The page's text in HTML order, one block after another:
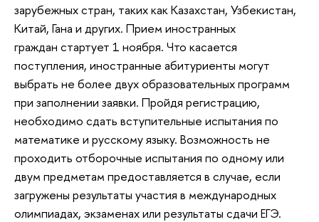
зарубежных стран, таких как Казахстан, Узбекистан,
Китай, Гана и других. Прием иностранных
граждан стартует 1 ноября. Что касается
поступления, иностранные абитуриенты могут
выбрать не более двух образовательных программ
при заполнении заявки. Пройдя регистрацию,
необходимо сдать вступительные испытания по
математике и русскому языку. Возможность не
проходить отборочные испытания по одному или
двум предметам предоставляется в случае, если
загружены результаты участия в международных
олимпиадах, экзаменах или результаты сдачи ЕГЭ.